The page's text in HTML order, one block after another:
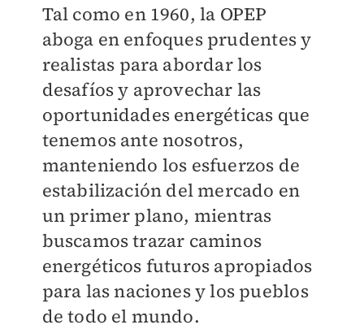
Tal como en 1960, la OPEP
aboga en enfoques prudentes y
realistas para abordar los
desafíos y aprovechar las
oportunidades energéticas que
tenemos ante nosotros,
manteniendo los esfuerzos de
estabilización del mercado en
un primer plano, mientras
buscamos trazar caminos
energéticos futuros apropiados
para las naciones y los pueblos
de todo el mundo.